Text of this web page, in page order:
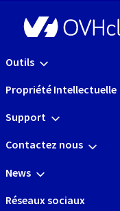
Outils
Propriété Intellectuelle
Support
Contactez nous
News
Réseaux sociaux